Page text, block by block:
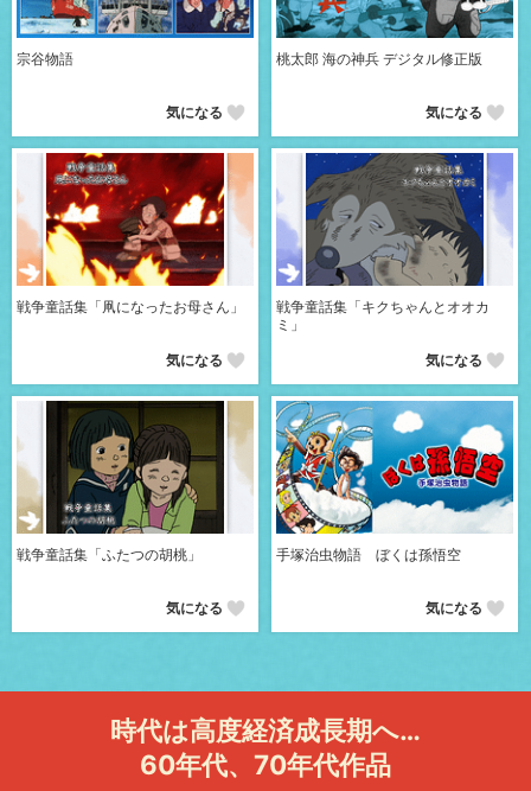
宗谷物語
気になる
桃太郎 海の神兵 デジタル修正版
気になる
戦争童話集「凧になったお母さん」
気になる
戦争童話集「キクちゃんとオオカ
ミ」
気になる
戦争童話集「ふたつの胡桃」
気になる
手塚治虫物語 ぼくは孫悟空
気になる
時代は高度経済成長期へ…
60年代、70年代作品